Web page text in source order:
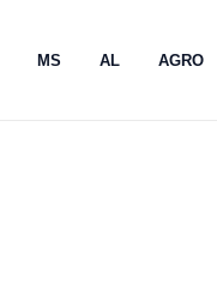
MS AL AGRO